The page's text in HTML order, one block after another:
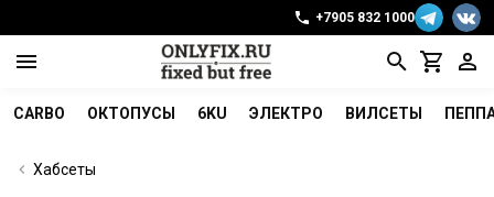
+7905 832 1000
CARBO ОКТОПУСЫ 6KU ЭЛЕКТРО ВИЛСЕТЫ
Хабсеты